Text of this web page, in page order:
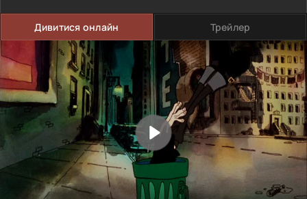
Дивитися онлайн Трейлер